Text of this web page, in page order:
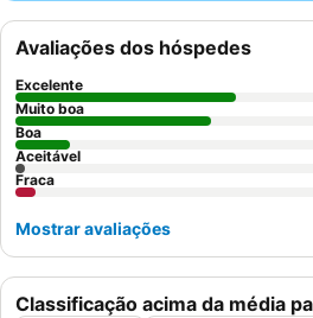
funcionários incrivelmente prestáveis
experiência mais tranquila, os
virado para o jardim.
Classificação acima da média
Avaliações dos hóspedes
Excelente
Muito boa
Boa
Aceitável
Fraca
Mostrar avaliações